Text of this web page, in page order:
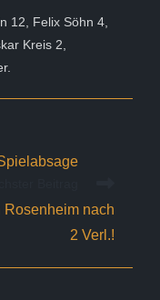
12, Felix Söhn 4,
Kreis 2,
Rosenheim nach
2 Verl.!